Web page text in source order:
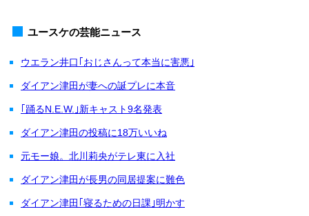
ユースケの芸能ニュース
ウエラン井口｢おじさんって本当に害悪｣
ダイアン津田が妻への誕プレに本音
｢踊るN.E.W.｣新キャスト9名発表
ダイアン津田の投稿に18万いいね
元モー娘。北川莉央がテレ東に入社
ダイアン津田が長男の同居提案に難色
ダイアン津田｢寝るための日課｣明かす